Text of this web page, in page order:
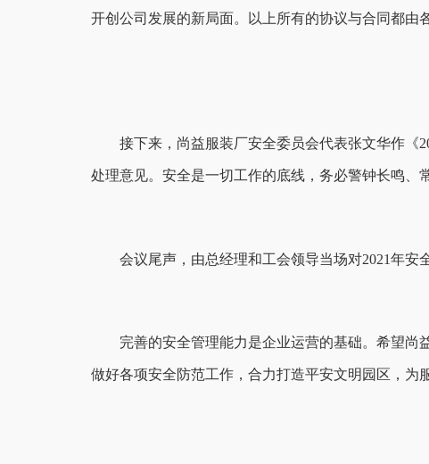
开创公司发展的新局面。以上所有的协议与合同都由
接下来，尚益服装厂安全委员会代表张文华作《
处理意见。安全是一切工作的底线，务必警钟长鸣、
会议尾声，由总经理和工会领导当场对2021年安
完善的安全管理能力是企业运营的基础。希望
做好各项安全防范工作，合力打造平安文明园区，为